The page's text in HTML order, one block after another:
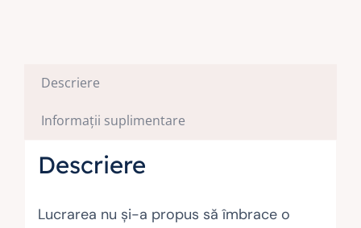
Descriere
Informații suplimentare
Descriere
Lucrarea nu și-a propus să îmbrace o